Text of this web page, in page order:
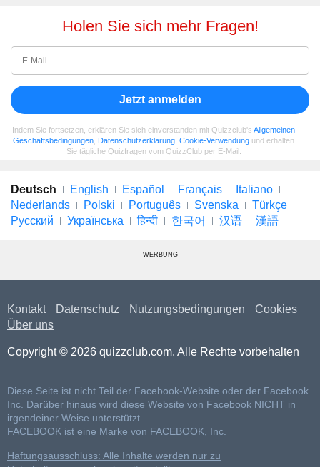
Holen Sie sich mehr Fragen!
Jetzt anmelden
Indem Sie fortsetzen, erklären Sie sich einverstanden mit Quizzclub's Allgemeinen
Geschäftsbedingungen Datenschutzerklärung Cookie-Verwendung und erhalten
Sie tägliche Quizfragen vom QuizzClub per E-Mail.
Deutsch English Español Français
Italiano
Nederlands
Polski Português Svenska
Türkçe
Русский
Українська हिन्दी 한국어 汉语 漢語
WERBUNG
Kontakt Datenschutz Nutzungsbedingungen
Cookies
Über uns
Copyright © 2026 quizzclub.com. Alle Rechte vorbehalten
Diese Seite ist nicht Teil der Facebook-Website oder der Facebook
Inc. Darüber hinaus wird diese Website von Facebook NICHT in
irgendeiner Weise unterstützt.
FACEBOOK ist eine Marke von FACEBOOK, Inc.
Haftungsausschluss: Alle Inhalte werden nur zu